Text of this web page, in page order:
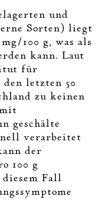
und
Sorten) liegt
100 g, was als
kann. Laut
für
letzten 50
zu keinen
geschälte
verarbeitet
der
100 g
Fall